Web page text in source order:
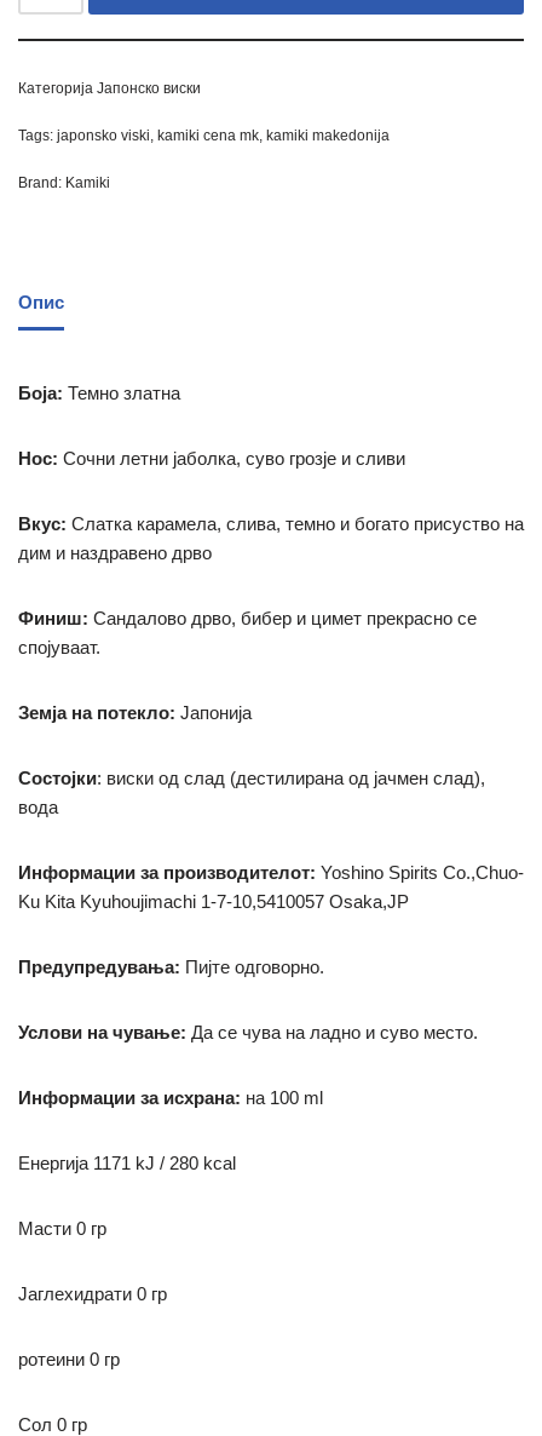
Категорија Јапонско виски
Tags: japonsko viski kamiki cena mk kamiki makedonija
Brand: Kamiki
Опис
Боја: Темно златна
Нос: Сочни летни јаболка, суво грозје и сливи
Вкус: Слатка карамела, слива, темно и богато присуство на
дим и наздравено дрво
Финиш: Сандалово дрво, бибер и цимет прекрасно се
спојуваат.
Земја на потекло: Јапонија
Состојки: виски од слад (дестилирана од јачмен слад),
вода
Информации за производителот: Yoshino Spirits Co.,Chuo-
Ku Kita Kyuhoujimachi 1-7-10,5410057 Osaka,JP
Предупредувања: Пијте одговорно.
Услови на чување: Да се ​​чува на ладно и суво место.
Информации за исхрана: на 100 ml
Енергија 1171 kJ / 280 kcal
Масти 0 гр
Јаглехидрати 0 гр
ротеини 0 гр
Сол 0 гр